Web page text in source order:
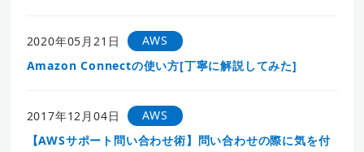
2020年05月21日
AWS
Amazon Connectの使い方[丁寧に解説してみた]
2017年12月04日
AWS
【AWSサポート問い合わせ術】問い合わせの際に気を付